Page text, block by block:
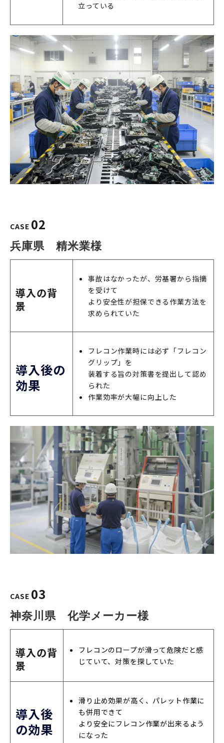
立っている
CASE 02
兵庫県　精米業様
導入の背
景
事故はなかったが、労基署から指摘
を受けて
より安全性が担保できる作業方法を
求められていた
導入後の
効果
フレコン作業時には必ず「フレコン
グリップ」を
装着する旨の対策書を提出して認め
られた
作業効率が大幅に向上した
CASE 03
神奈川県　化学メーカー様
導入の背
景
フレコンのロープが滑って危険だと感
じていて、対策を探していた
導入後
の効果
滑り止め効果が高く、パレット作業に
も併用できて
より安全にフレコン作業が出来るよう
になった